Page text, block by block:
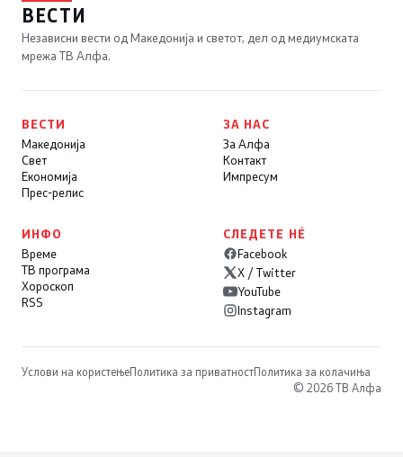
ВЕСТИ
Независни вести од Македонија и светот, дел од медиумската
мрежа ТВ Алфа.
ВЕСТИ
Македонија
Свет
Економија
Прес-релис
ЗА НАС
За Алфа
Контакт
Импресум
ИНФО
Време
ТВ програма
Хороскоп
RSS
СЛЕДЕТЕ НÉ
Facebook
X / Twitter
YouTube
Instagram
Услови на користењеПолитика за приватностПолитика за колачиња
© 2026 ТВ Алфа